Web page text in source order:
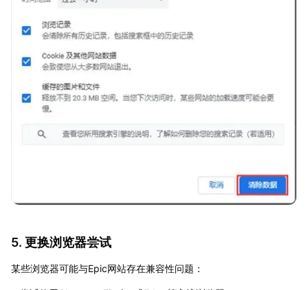
5. 更换浏览器尝试
某些浏览器可能与Epic网站存在兼容性问题：